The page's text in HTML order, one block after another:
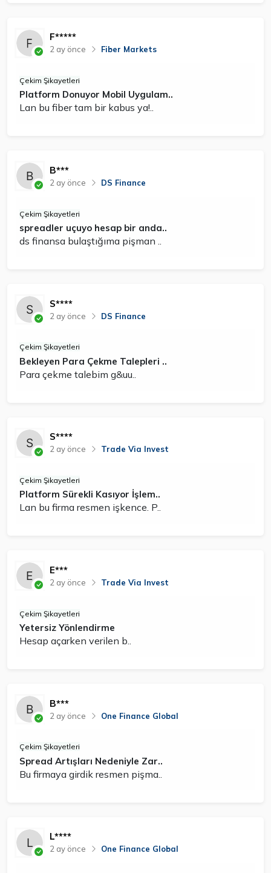
F*****
2 ay önce Fiber Markets
Çekim Şikayetleri
Platform Donuyor Mobil Uygulam..
Lan bu fiber tam bir kabus ya!..
B***
2 ay önce DS Finance
Çekim Şikayetleri
spreadler uçuyo hesap bir anda..
ds finansa bulaştığıma pişman ..
S****
2 ay önce DS Finance
Çekim Şikayetleri
Bekleyen Para Çekme Talepleri ..
Para çekme talebim g&uu..
S****
2 ay önce Trade Via Invest
Çekim Şikayetleri
Platform Sürekli Kasıyor İşlem..
Lan bu firma resmen işkence. P..
E***
2 ay önce Trade Via Invest
Çekim Şikayetleri
Yetersiz Yönlendirme
Hesap açarken verilen b..
B***
2 ay önce One Finance Global
Çekim Şikayetleri
Spread Artışları Nedeniyle Zar..
Bu firmaya girdik resmen pişma..
L****
2 ay önce One Finance Global